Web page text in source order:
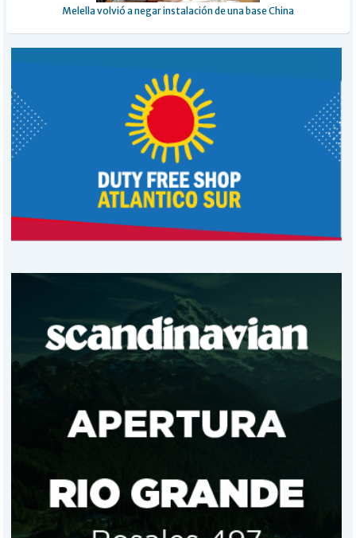
Melella volvió a negar instalación de una base China